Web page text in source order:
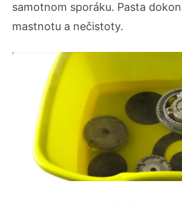
samotnom sporáku. Pasta
mastnotu a nečistoty.